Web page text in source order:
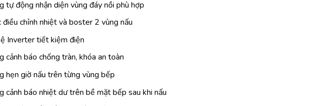
tự động nhận diện vùng đáy nồi phù hợp
điều chỉnh nhiệt và boster 2 vùng nấu
Inverter tiết kiệm điện
cảnh báo chống tràn, khóa an toàn
hẹn giờ nấu trên từng vùng bếp
cảnh báo nhiệt dư trên bề mặt bếp sau khi nấu